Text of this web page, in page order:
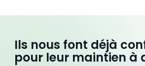
Ils nous font déjà
pour leur maintien à